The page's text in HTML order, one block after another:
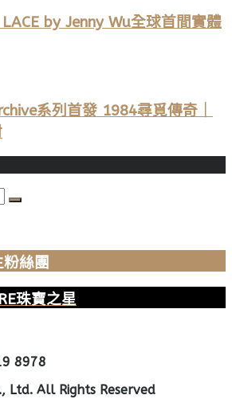
by Jenny Wu全球首間實體
系列首發 1984尋覓傳奇｜
絲團
珠寶之星
8978
Ltd. All Rights Reserved